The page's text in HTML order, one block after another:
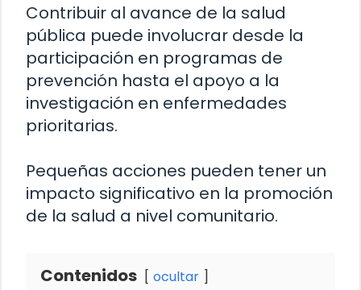
Contribuir al avance de la salud
pública puede involucrar desde la
participación en programas de
prevención hasta el apoyo a la
investigación en enfermedades
prioritarias.
Pequeñas acciones pueden tener un
impacto significativo en la promoción
de la salud a nivel comunitario.
Contenidos ocultar